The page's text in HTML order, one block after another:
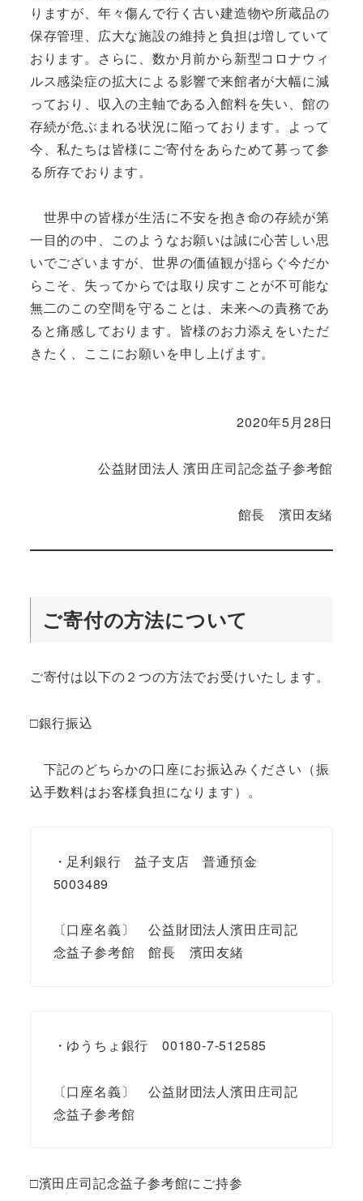
りますが、年々傷んで行く古い建造物や所蔵品の
保存管理、広大な施設の維持と負担は増していて
おります。さらに、数か月前から新型コロナウィ
ルス感染症の拡大による影響で来館者が大幅に減
っており、収入の主軸である入館料を失い、館の
存続が危ぶまれる状況に陥っております。よって
今、私たちは皆様にご寄付をあらためて募って参
る所存でおります。
世界中の皆様が生活に不安を抱き命の存続が第
一目的の中、このようなお願いは誠に心苦しい思
いでございますが、世界の価値観が揺らぐ今だか
らこそ、失ってからでは取り戻すことが不可能な
無二のこの空間を守ることは、未来への責務であ
ると痛感しております。皆様のお力添えをいただ
きたく、ここにお願いを申し上げます。
2020年5月28日
公益財団法人 濱田庄司記念益子参考館
館長 濱田友緒
ご寄付の方法について
ご寄付は以下の２つの方法でお受けいたします。
□銀行振込
下記のどちらかの口座にお振込みください（振
込手数料はお客様負担になります）。
・足利銀行 益子支店 普通預金
5003489
〔口座名義〕 公益財団法人濱田庄司記
念益子参考館 館長 濱田友緒
・ゆうちょ銀行 00180-7-512585
〔口座名義〕 公益財団法人濱田庄司記
念益子参考館
□濱田庄司記念益子参考館にご持参